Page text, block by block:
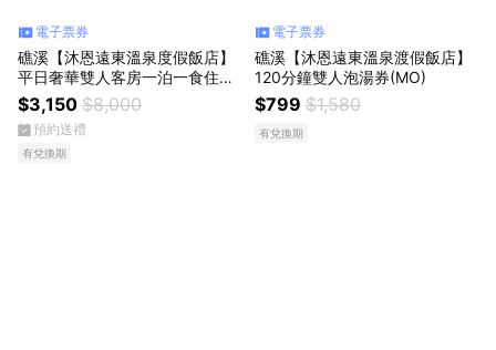
電子票券
礁溪【沐恩遠東溫泉度假飯店】
平日奢華雙人客房一泊一食住宿
券(MO)
$3,150 $8,000
預約送禮
有兌換期
電子票券
礁溪【沐恩遠東溫泉渡假飯店】
120分鐘雙人泡湯券(MO)
$799 $1,580
有兌換期